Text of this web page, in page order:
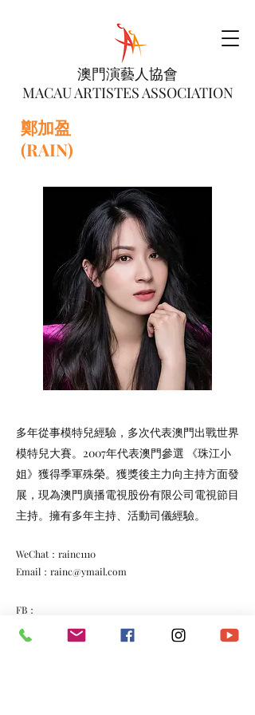
澳門演藝人協會
MACAU ARTISTES ASSOCIATION
鄭加盈
(RAIN)
多年從事模特兒經驗，多次代表澳門出戰世界
模特兒大賽。2007年代表澳門參選 《珠江小
姐》獲得季軍殊榮。獲獎後主力向主持方面發
展，現為澳門廣播電視股份有限公司電視節目
主持。擁有多年主持、活動司儀經驗。
WeChat：rainc1110
Email： rainc@ymail.com
FB：
https://www.facebook.com/rain.cheng.581